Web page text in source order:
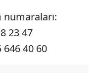
23 47
646 40 60